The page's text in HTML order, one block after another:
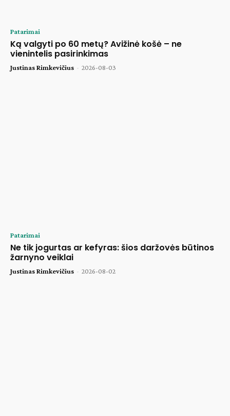
Patarimai
Ką valgyti po 60 metų? Avižinė košė – ne
vienintelis pasirinkimas
Justinas Rimkevičius - 2026-08-03
Patarimai
Ne tik jogurtas ar kefyras: šios daržovės būtinos
žarnyno veiklai
Justinas Rimkevičius - 2026-08-02